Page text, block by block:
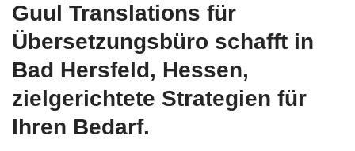
Guul Translations für
Übersetzungsbüro schafft in
Bad Hersfeld, Hessen,
zielgerichtete Strategien für
Ihren Bedarf.